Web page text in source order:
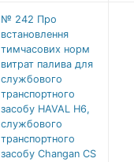
№ 242 Про
встановлення
тимчасових норм
витрат палива для
службового
транспортного
засобу HAVAL H6,
службового
транспортного
засобу Changan CS